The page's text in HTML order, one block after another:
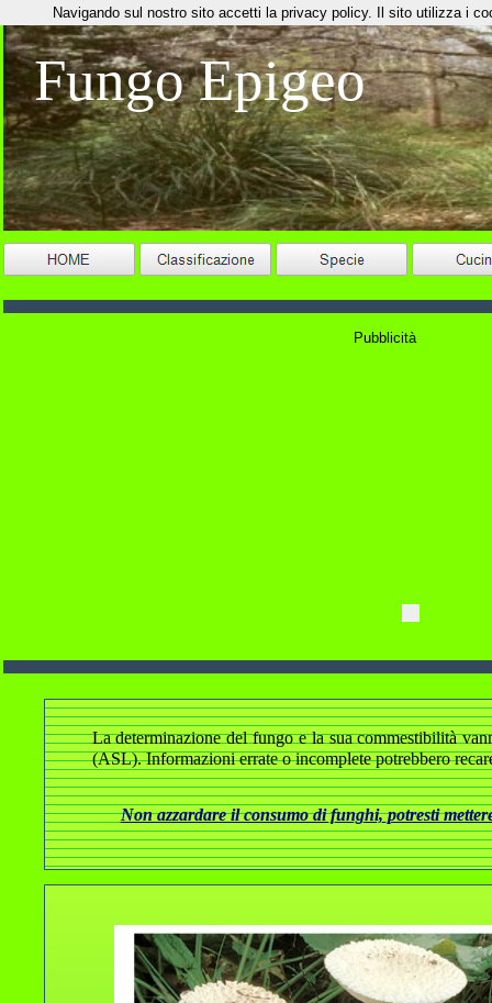
Fungo Epigeo
Pubblicità
La determinazione del fungo e la sua commestibilità
(ASL). Informazioni errate o incomplete potrebbero
Non azzardare il consumo di funghi, potresti
Navigando sul nostro sito accetti la privacy policy. Il sito utilizza i